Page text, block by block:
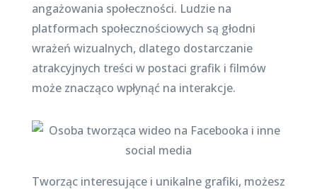
angażowania społeczności. Ludzie na
platformach społecznościowych są głodni
wrażeń wizualnych, dlatego dostarczanie
atrakcyjnych treści w postaci grafik i filmów
może znacząco wpłynąć na interakcje.
Tworząc interesujące i unikalne grafiki, możesz